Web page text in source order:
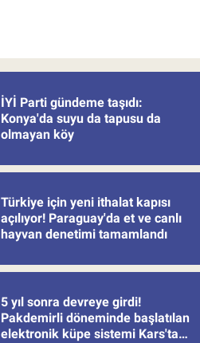
İYİ Parti gündeme taşıdı:
Konya'da suyu da tapusu da
olmayan köy
Türkiye için yeni ithalat kapısı
açılıyor! Paraguay'da et ve canlı
hayvan denetimi tamamlandı
5 yıl sonra devreye girdi!
Pakdemirli döneminde başlatılan
elektronik küpe sistemi Kars'tan